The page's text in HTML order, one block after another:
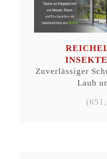
Zuverlässiger
Laub